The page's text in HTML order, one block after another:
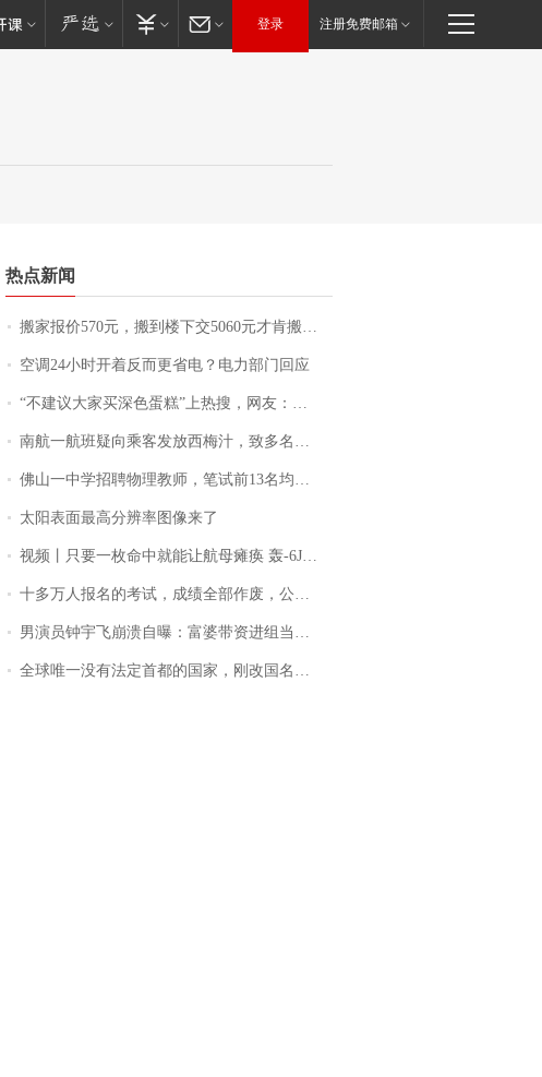
登录 注册免费邮箱
热点新闻
搬家报价570元，搬到楼下交5060元才肯搬上楼！女子傻眼了……
空调24小时开着反而更省电？电力部门回应
“不建议大家买深色蛋糕”上热搜，网友：天塌了！
南航一航班疑向乘客发放西梅汁，致多名乘客在飞行途中排队上厕所！乘客：机上100多人只有2个厕所；客服回应：并非每架飞机都会发放西梅汁
佛山一中学招聘物理教师，笔试前13名均遭淘汰？教育局：已叫停招聘，成立调查组全面核查
太阳表面最高分辨率图像来了
视频丨只要一枚命中就能让航母瘫痪 轰-6J实力有多强？
十多万人报名的考试，成绩全部作废，公平么？
男演员钟宇飞崩溃自曝：富婆带资进组当女主角，50多集短剧强加60余场吻戏......不敢得罪只能强忍
全球唯一没有法定首都的国家，刚改国名，总统就邀请中国大使骑行绕了几乎整个国境线一圈，还曾两次到中国寻根